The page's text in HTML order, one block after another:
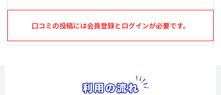
口コミの投稿には会員登録とログインが必要です。